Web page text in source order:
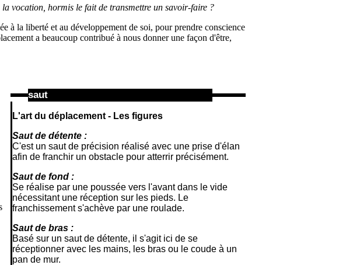
vocation, hormis le fait de transmettre un savoir-faire ?
à la liberté et au développement de soi, pour prendre conscience
a beaucoup contribué à nous donner une façon d'être,
saut
L'art du déplacement - Les figures
Saut de détente :
C'est un saut de précision réalisé avec une prise d'élan
afin de franchir un obstacle pour atterrir précisément.
Saut de fond :
Se réalise par une poussée vers l'avant dans le vide
nécessitant une réception sur les pieds. Le
franchissement s'achève par une roulade.
Saut de bras :
Basé sur un saut de détente, il s'agit ici de se
réceptionner avec les mains, les bras ou le coude à un
pan de mur.